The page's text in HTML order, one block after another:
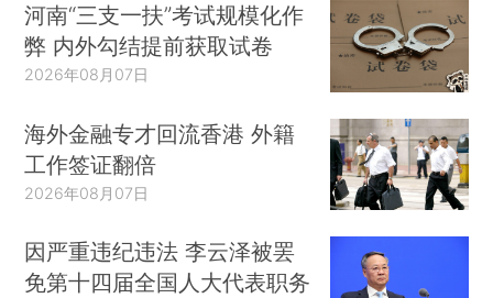
河南“三支一扶”考试规模化作
弊 内外勾结提前获取试卷
2026年08月07日
海外金融专才回流香港 外籍
工作签证翻倍
2026年08月07日
因严重违纪违法 李云泽被罢
免第十四届全国人大代表职务